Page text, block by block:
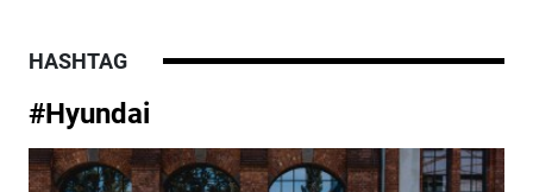
HASHTAG
#Hyundai